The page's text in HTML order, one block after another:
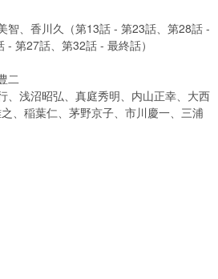
智、香川久（第13話 - 第23話、第28話 -
第27話、第32話 - 最終話）
二
、浅沼昭弘、真庭秀明、内山正幸、大西
、稲葉仁、茅野京子、市川慶一、三浦